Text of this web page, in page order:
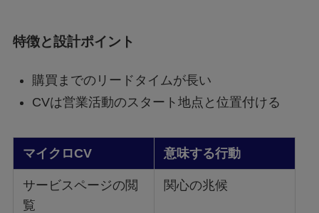
特徴と設計ポイント
購買までのリードタイムが長い
CVは営業活動のスタート地点と位置付ける
マイクロCV 意味する行動
サービスページの閲
覧
関心の兆候